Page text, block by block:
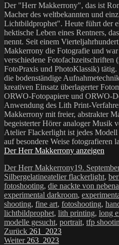
Der "Herr Makkerrony", das ist
Macher des weltbekannten und
Lichtbildprophet". Heute führt der
hektische Leben eines Rentners,
nennt. Seit einem
Makkerrony die Fotografie und
verschiedene
FotoPraxis und PhotoKlassik)
die bodenständige
kreativen Einsatz überlagerter
ORWO-Fotopapiere und ORWO-
Anwendung des Lith Print-
Makkerrony mit freier, abstrakter
begeisterter Hörer analoger Musik
Atelier Flackerlight ist jedes
auf besondere Weise fotografieren
Der Herr Makkerrony anzeigen
Autor
Der Herr MakkerronyVeröffentlicht
am
19.
SilbergelatineSchlagwörter
atelier flackerlight,
fotoshooting, die nackte von
experimental darkroom,
shooting, fine art, fotoshooting,
lichtbildprophet, lith printing, long
modelle gesucht, portrait, tfp
Beitragsnavigation
Zurück Vorheriger
Beitrag:
261_2023
Weiter Nächster
263_2023